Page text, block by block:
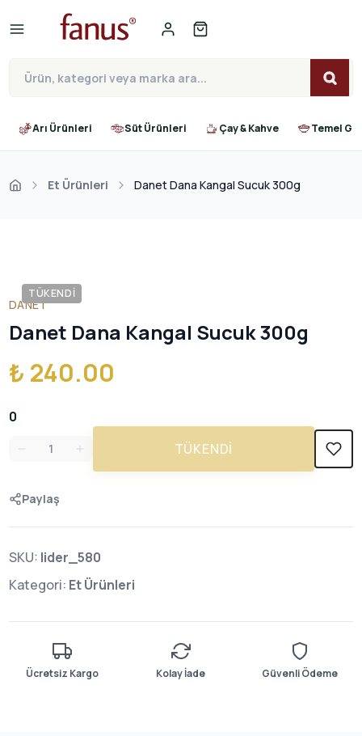
Arı Ürünleri Süt Ürünleri Çay & Kahve Temel
Et Ürünleri Danet Dana Kangal Sucuk 300g
TÜKENDI
DANET
Danet Dana Kangal Sucuk 300g
₺ 240.00
0
TÜKENDI
Paylaş
SKU: lider_580
Kategori: Et Ürünleri
Ücretsiz Kargo Kolay İade Güvenli Ödeme